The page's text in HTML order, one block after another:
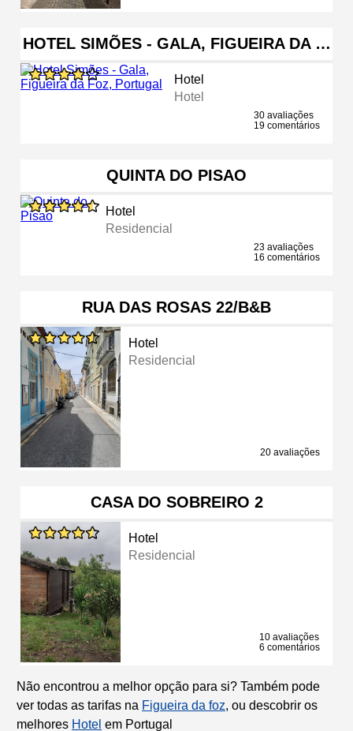
HOTEL SIMÕES - GALA, FIGUEIRA DA …
Hotel
Hotel
30 avaliações
19 comentários
QUINTA DO PISAO
Hotel
Residencial
23 avaliações
16 comentários
RUA DAS ROSAS 22/B&B
Hotel
Residencial
20 avaliações
CASA DO SOBREIRO 2
Hotel
Residencial
10 avaliações
6 comentários
Não encontrou a melhor opção para si? Também pode
ver todas as tarifas na Figueira da foz, ou descobrir os
melhores Hotel em Portugal